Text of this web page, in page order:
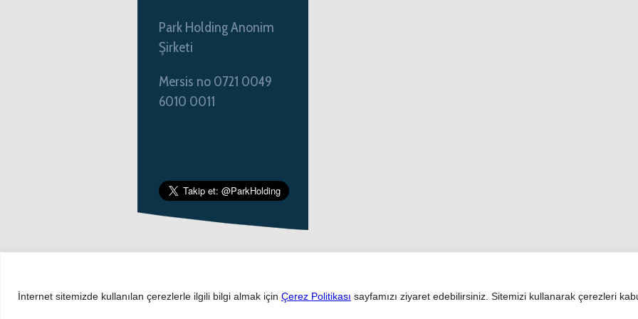
İnternet sitemizde kullanılan çerezlerle ilgili bilgi almak için Çerez Politikası sayfamızı ziyaret edebilirsiniz. Sitemizi kullanarak çerezleri
Park Holding Anonim
Şirketi
Mersis no 0721 0049
6010 0011
Copyright © 2012PARK HOLDİNG A.Ş. BİR CİNER GRUBU KURULUŞUDUR.Bütün hakları saklıdır.